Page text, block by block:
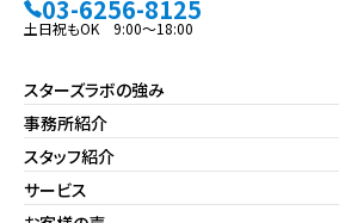
03-6256-8125
土日祝もOK 9:00～18:00
スターズラボの強み
事務所紹介
スタッフ紹介
サービス